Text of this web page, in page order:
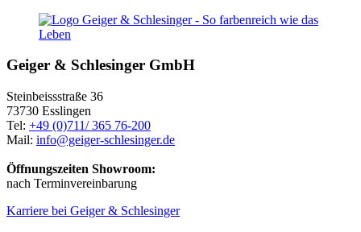
Geiger & Schlesinger GmbH
Steinbeissstraße 36
73730 Esslingen
Tel: +49 (0)711/ 365 76-200
Mail: info@geiger-schlesinger.de
Öffnungszeiten Showroom:
nach Terminvereinbarung
Karriere bei Geiger & Schlesinger